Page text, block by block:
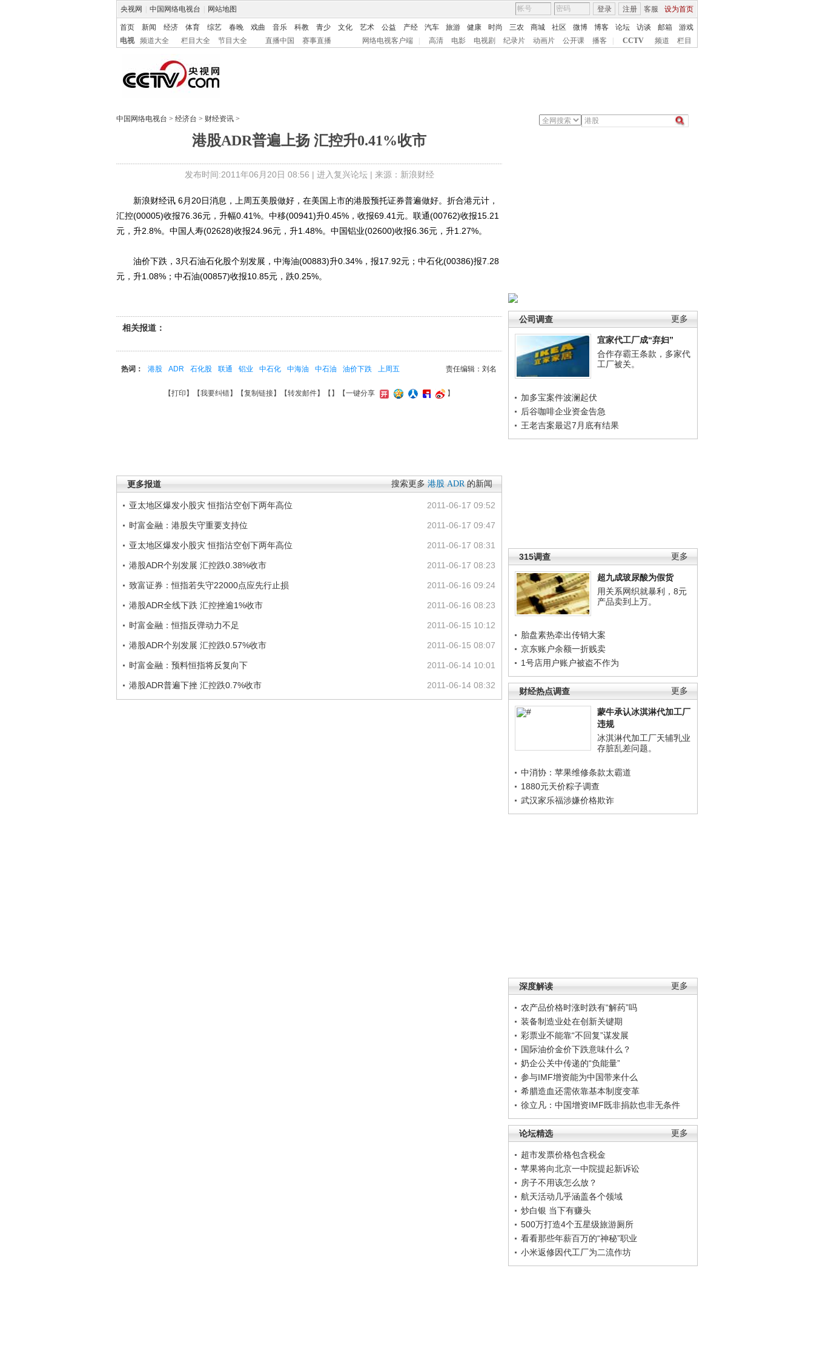
央视网 中国网络电视台 网站地图 客服 设为首页
登录 注册
首页 新闻 经济 体育 综艺 春晚 戏曲 音乐 科教 青少 文化 艺术 公益 产经 汽车 旅游 健康 时尚 三农 商城 社区 微博 博客 论坛 访谈 邮箱
游戏
电视
频道大全 栏目大全 节目大全 直播中国 赛事直播 网络电视客户端 高清 电影 电视剧 纪录片 动画片 公开课 播客 CCTV 频道 栏目
中国网络电视台 > 经济台 > 财经资讯 >
港股ADR普遍上扬 汇控升0.41%收市
发布时间:2011年06月20日 08:56 | 进入复兴论坛| 来源：新浪财经
更多
公司调查
宜家代工厂成“弃妇”
合作存霸王条款，多家代
工厂被关。
加多宝案件波澜起伏
后谷咖啡企业资金告急
王老吉案最迟7月底有结果
更多
315调查
超九成玻尿酸为假货
用关系网织就暴利，8元
产品卖到上万。
胎盘素热牵出传销大案
京东账户余额一折贱卖
1号店用户账户被盗不作为
更多
财经热点调查
蒙牛承认冰淇淋代加工厂
违规
冰淇淋代加工厂天辅乳业
存脏乱差问题。
中消协：苹果维修条款太霸道
1880元天价粽子调查
武汉家乐福涉嫌价格欺诈
更多
深度解读
农产品价格时涨时跌有“解药”吗
装备制造业处在创新关键期
彩票业不能靠“不回复”谋发展
国际油价金价下跌意味什么？
奶企公关中传递的“负能量”
参与IMF增资能为中国带来什么
希腊造血还需依靠基本制度变革
徐立凡：中国增资IMF既非捐款也非无条件
更多
论坛精选
超市发票价格包含税金
苹果将向北京一中院提起新诉讼
房子不用该怎么放？
航天活动几乎涵盖各个领域
炒白银 当下有赚头
500万打造4个五星级旅游厕所
看看那些年薪百万的“神秘”职业
小米返修因代工厂为二流作坊
新浪财经讯 6月20日消息，上周五美股做好，在美国上市的港股预托证券普遍做好。折合港元计，
汇控(00005)收报76.36元，升幅0.41%。中移(00941)升0.45%，收报69.41元。联通(00762)收报15.21
元，升2.8%。中国人寿(02628)收报24.96元，升1.48%。中国铝业(02600)收报6.36元，升1.27%。
油价下跌，3只石油石化股个别发展，中海油(00883)升0.34%，报17.92元；中石化(00386)报7.28
元，升1.08%；中石油(00857)收报10.85元，跌0.25%。
相关报道：
责任编辑：刘名
热词： 港股 ADR 石化股 联通 铝业 中石化 中海油 中石油 油价下跌 上周五
【打印 】【我要纠错】【复制链接】【转发邮件】【 】 【一键分享 】
搜索更多 港股 ADR的新闻
更多报道
2011-06-17 09:52
亚太地区爆发小股灾 恒指沽空创下两年高位
2011-06-17 09:47
时富金融：港股失守重要支持位
2011-06-17 08:31
亚太地区爆发小股灾 恒指沽空创下两年高位
2011-06-17 08:23
港股ADR个别发展 汇控跌0.38%收市
2011-06-16 09:24
致富证券：恒指若失守22000点应先行止损
2011-06-16 08:23
港股ADR全线下跌 汇控挫逾1%收市
2011-06-15 10:12
时富金融：恒指反弹动力不足
2011-06-15 08:07
港股ADR个别发展 汇控跌0.57%收市
2011-06-14 10:01
时富金融：预料恒指将反复向下
2011-06-14 08:32
港股ADR普遍下挫 汇控跌0.7%收市